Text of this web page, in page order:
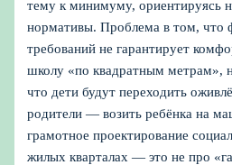
тему к минимуму, ориентируясь
нормативы. Проблема в том, что
требований не гарантирует
школу «по квадратным метрам»,
что дети будут переходить
родители — возить ребёнка на
грамотное проектирование
жилых кварталах — это не про